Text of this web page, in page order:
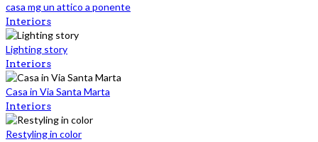
casa mg un attico a ponente
Interiors
Lighting story
Interiors
Casa in Via Santa Marta
Interiors
Restyling in color